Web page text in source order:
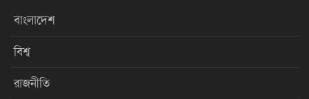
বাংলাদেশ
বিশ্ব
রাজনীতি